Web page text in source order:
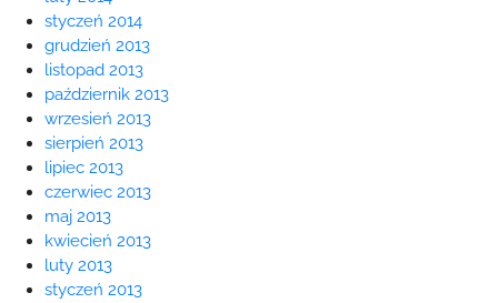
styczeń 2014
grudzień 2013
listopad 2013
październik 2013
wrzesień 2013
sierpień 2013
lipiec 2013
czerwiec 2013
maj 2013
kwiecień 2013
luty 2013
styczeń 2013